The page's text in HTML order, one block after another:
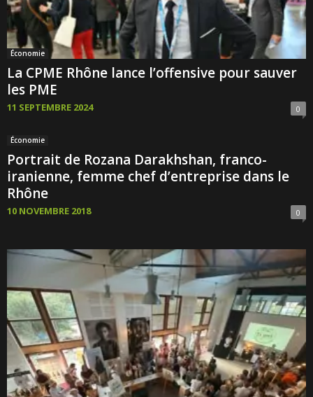
Économie
La CPME Rhône lance l’offensive pour sauver
les PME
11 SEPTEMBRE 2024 0
Économie
Portrait de Rozana Darakhshan, franco-
iranienne, femme chef d’entreprise dans le
Rhône
10 NOVEMBRE 2018 0